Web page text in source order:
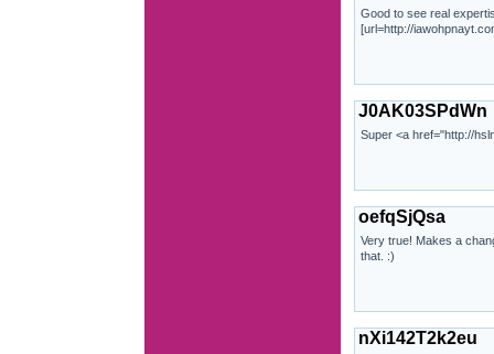
Good to see real
[url=http://
J0AK03SPdWn
Super <a href="http://
oefqSjQsa
Very true! Makes a
that. :)
nXi142T2k2eu